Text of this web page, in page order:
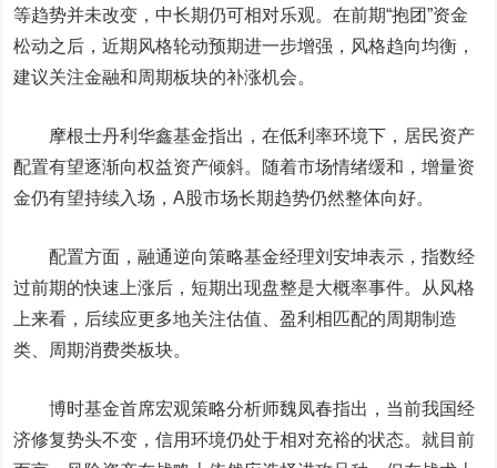
等趋势并未改变，中长期仍可相对乐观。在前期“抱团”资金
松动之后，近期风格轮动预期进一步增强，风格趋向均衡，
建议关注金融和周期板块的补涨机会。
摩根士丹利华鑫基金指出，在低利率环境下，居民资产
配置有望逐渐向权益资产倾斜。随着市场情绪缓和，增量资
金仍有望持续入场，A股市场长期趋势仍然整体向好。
配置方面，融通逆向策略基金经理刘安坤表示，指数经
过前期的快速上涨后，短期出现盘整是大概率事件。从风格
上来看，后续应更多地关注估值、盈利相匹配的周期制造
类、周期消费类板块。
博时基金首席宏观策略分析师魏凤春指出，当前我国经
济修复势头不变，信用环境仍处于相对充裕的状态。就目前